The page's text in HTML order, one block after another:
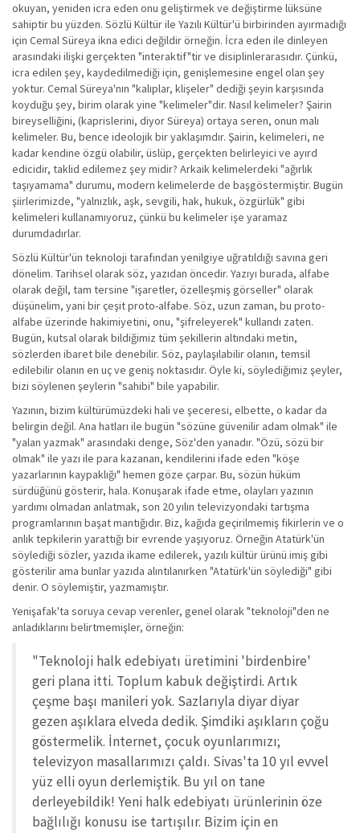
okuyan, yeniden icra eden onu geliştirmek ve değiştirme lüksüne
sahiptir bu yüzden. Sözlü Kültür ile Yazılı Kültür'ü birbirinden ayırmadığı
için Cemal Süreya ikna edici değildir örneğin. İcra eden ile dinleyen
arasındaki ilişki gerçekten "interaktif"tir ve disiplinlerarasıdır. Çünkü,
icra edilen şey, kaydedilmediği için, genişlemesine engel olan şey
yoktur. Cemal Süreya'nın "kalıplar, klişeler" dediği şeyin karşısında
koyduğu şey, birim olarak yine "kelimeler"dir. Nasıl kelimeler? Şairin
bireyselliğini, (kaprislerini, diyor Süreya) ortaya seren, onun malı
kelimeler. Bu, bence ideolojik bir yaklaşımdır. Şairin, kelimeleri, ne
kadar kendine özgü olabilir, üslüp, gerçekten belirleyici ve ayırd
edicidir, taklid edilemez şey midir? Arkaik kelimelerdeki "ağırlık
taşıyamama" durumu, modern kelimelerde de başgöstermiştir. Bugün
şiirlerimizde, "yalnızlık, aşk, sevgili, hak, hukuk, özgürlük" gibi
kelimeleri kullanamıyoruz, çünkü bu kelimeler işe yaramaz
durumdadırlar.
Sözlü Kültür'ün teknoloji tarafından yenilgiye uğratıldığı savına geri
dönelim. Tarihsel olarak söz, yazıdan öncedir. Yazıyı burada, alfabe
olarak değil, tam tersine "işaretler, özelleşmiş görseller" olarak
düşünelim, yani bir çeşit proto-alfabe. Söz, uzun zaman, bu proto-
alfabe üzerinde hakimiyetini, onu, "şifreleyerek" kullandı zaten.
Bugün, kutsal olarak bildiğimiz tüm şekillerin altındaki metin,
sözlerden ibaret bile denebilir. Söz, paylaşılabilir olanın, temsil
edilebilir olanın en uç ve geniş noktasıdır. Öyle ki, söylediğimiz şeyler,
bizi söylenen şeylerin "sahibi" bile yapabilir.
Yazının, bizim kültürümüzdeki hali ve şeceresi, elbette, o kadar da
belirgin değil. Ana hatları ile bugün "sözüne güvenilir adam olmak" ile
"yalan yazmak" arasındaki denge, Söz'den yanadır. "Özü, sözü bir
olmak" ile yazı ile para kazanan, kendilerini ifade eden "köşe
yazarlarının kaypaklığı" hemen göze çarpar. Bu, sözün hüküm
sürdüğünü gösterir, hala. Konuşarak ifade etme, olayları yazının
yardımı olmadan anlatmak, son 20 yılın televizyondaki tartışma
programlarının başat mantığıdır. Biz, kağıda geçirilmemiş fikirlerin ve o
anlık tepkilerin yarattığı bir evrende yaşıyoruz. Örneğin Atatürk'ün
söylediği sözler, yazıda ikame edilerek, yazılı kültür ürünü imiş gibi
gösterilir ama bunlar yazıda alıntılanırken "Atatürk'ün söylediği" gibi
denir. O söylemiştir, yazmamıştır.
Yenişafak'ta soruya cevap verenler, genel olarak "teknoloji"den ne
anladıklarını belirtmemişler, örneğin:
"Teknoloji halk edebiyatı üretimini 'birdenbire'
geri plana itti. Toplum kabuk değiştirdi. Artık
çeşme başı manileri yok. Sazlarıyla diyar diyar
gezen aşıklara elveda dedik. Şimdiki aşıkların çoğu
göstermelik. İnternet, çocuk oyunlarımızı;
televizyon masallarımızı çaldı. Sivas'ta 10 yıl evvel
yüz elli oyun derlemiştik. Bu yıl on tane
derleyebildik! Yeni halk edebiyatı ürünlerinin öze
bağlılığı konusu ise tartışılır. Bizim için en